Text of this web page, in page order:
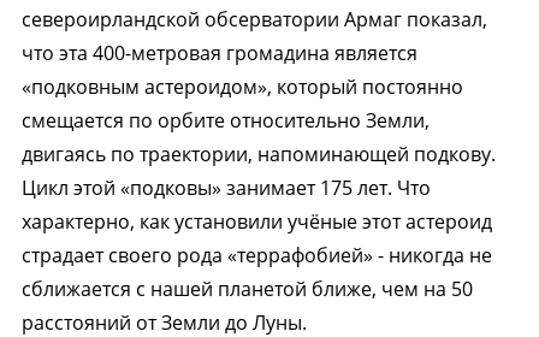
североирландской обсерватории Армаг показал,
что эта 400-метровая громадина является
«подковным астероидом», который постоянно
смещается по орбите относительно Земли,
двигаясь по траектории, напоминающей подкову.
Цикл этой «подковы» занимает 175 лет. Что
характерно, как установили учёные этот астероид
страдает своего рода «террафобией» - никогда не
сближается с нашей планетой ближе, чем на 50
расстояний от Земли до Луны.